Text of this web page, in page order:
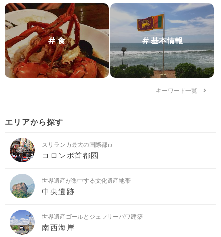
食 基本情報
キーワード一覧
エリアから探す
スリランカ最大の国際都市
コロンボ首都圏
世界遺産が集中する文化遺産地帯
中央遺跡
世界遺産ゴールとジェフリーバワ建築
南西海岸